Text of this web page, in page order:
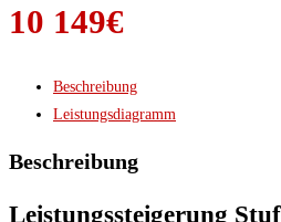
10 149€
Beschreibung
Leistungsdiagramm
Beschreibung
Leistungssteigerung